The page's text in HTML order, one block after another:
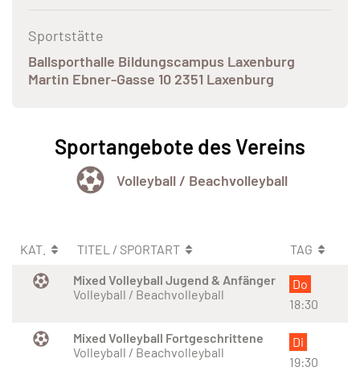
Sportstätte
Ballsporthalle Bildungscampus Laxenburg
Martin Ebner-Gasse 10 2351 Laxenburg
Sportangebote des Vereins
Volleyball / Beachvolleyball
KAT. TITEL / SPORTART
TAG
Mixed Volleyball Jugend & Anfänger
Volleyball / Beachvolleyball
Do
18:30
Mixed Volleyball Fortgeschrittene
Volleyball / Beachvolleyball
Di
19:30